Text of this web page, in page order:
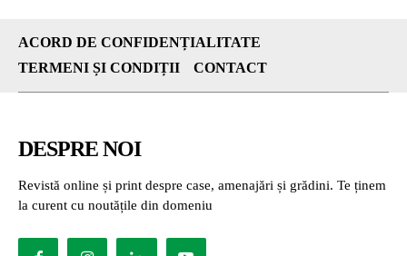
ACORD DE CONFIDENȚIALITATE
TERMENI ȘI CONDIȚII
CONTACT
DESPRE NOI
Revistă online și print despre case, amenajări și grădini. Te ținem
la curent cu noutățile din domeniu